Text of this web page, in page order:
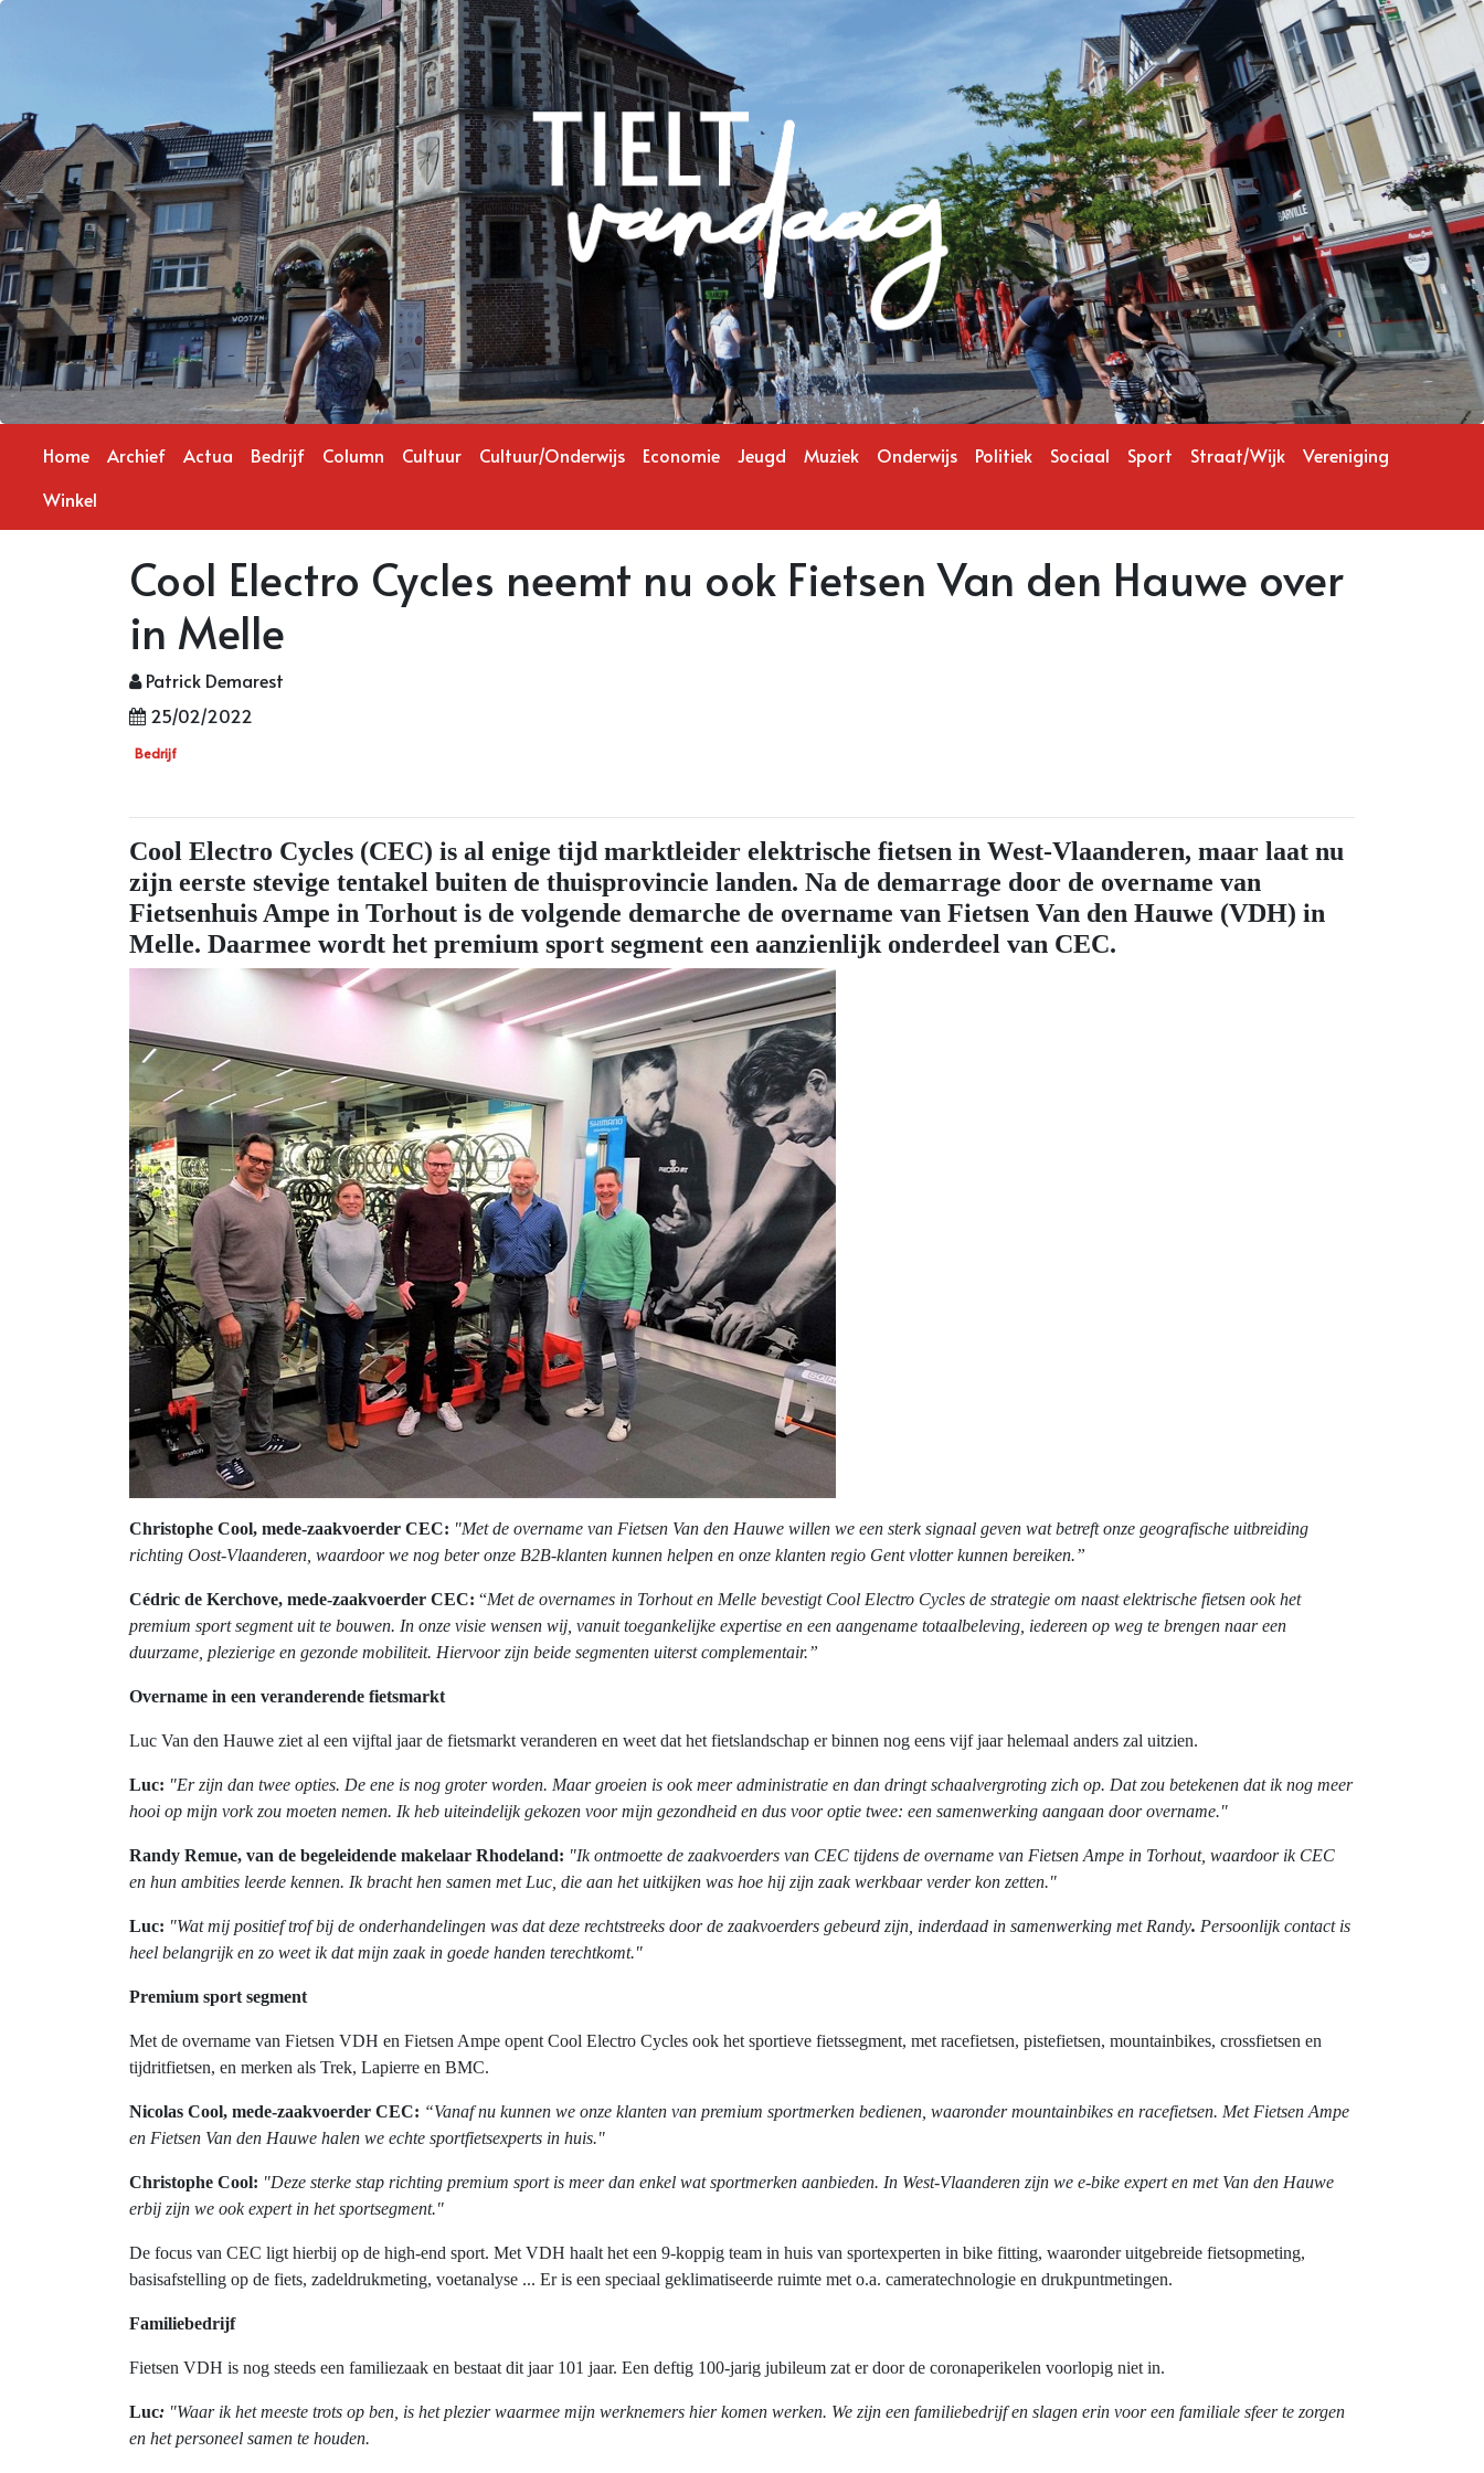
Home Archief Actua Bedrijf Column Cultuur Cultuur/Onderwijs Economie Jeugd Muziek Onderwijs Politiek Sociaal Sport Straat/Wijk
Vereniging
Winkel
Cool Electro Cycles neemt nu ook Fietsen Van den Hauwe over
in Melle
Patrick Demarest
25/02/2022
Bedrijf
Cool Electro Cycles (CEC) is al enige tijd marktleider elektrische fietsen in West-Vlaanderen, maar laat nu
zijn eerste stevige tentakel buiten de thuisprovincie landen. Na de demarrage door de overname van
Fietsenhuis Ampe in Torhout is de volgende demarche de overname van Fietsen Van den Hauwe (VDH) in
Melle. Daarmee wordt het premium sport segment een aanzienlijk onderdeel van CEC.
Christophe Cool, mede-zaakvoerder CEC: "Met de overname van Fietsen Van den Hauwe willen we een sterk signaal geven wat betreft onze geografische uitbreiding
richting Oost-Vlaanderen, waardoor we nog beter onze B2B-klanten kunnen helpen en onze klanten regio Gent vlotter kunnen bereiken.”
Cédric de Kerchove, mede-zaakvoerder CEC: “Met de overnames in Torhout en Melle bevestigt Cool Electro Cycles de strategie om naast elektrische fietsen ook het
premium sport segment uit te bouwen. In onze visie wensen wij, vanuit toegankelijke expertise en een aangename totaalbeleving, iedereen op weg te brengen naar een
duurzame, plezierige en gezonde mobiliteit. Hiervoor zijn beide segmenten uiterst complementair.”
Overname in een veranderende fietsmarkt
Luc Van den Hauwe ziet al een vijftal jaar de fietsmarkt veranderen en weet dat het fietslandschap er binnen nog eens vijf jaar helemaal anders zal uitzien.
Luc: "Er zijn dan twee opties. De ene is nog groter worden. Maar groeien is ook meer administratie en dan dringt schaalvergroting zich op. Dat zou betekenen dat ik nog meer
hooi op mijn vork zou moeten nemen. Ik heb uiteindelijk gekozen voor mijn gezondheid en dus voor optie twee: een samenwerking aangaan door overname."
Randy Remue, van de begeleidende makelaar Rhodeland: "Ik ontmoette de zaakvoerders van CEC tijdens de overname van Fietsen Ampe in Torhout, waardoor ik CEC
en hun ambities leerde kennen. Ik bracht hen samen met Luc, die aan het uitkijken was hoe hij zijn zaak werkbaar verder kon zetten."
Luc: "Wat mij positief trof bij de onderhandelingen was dat deze rechtstreeks door de zaakvoerders gebeurd zijn, inderdaad in samenwerking met Randy. Persoonlijk contact is
heel belangrijk en zo weet ik dat mijn zaak in goede handen terechtkomt."
Premium sport segment
Met de overname van Fietsen VDH en Fietsen Ampe opent Cool Electro Cycles ook het sportieve fietssegment, met racefietsen, pistefietsen, mountainbikes, crossfietsen en
tijdritfietsen, en merken als Trek, Lapierre en BMC.
Nicolas Cool, mede-zaakvoerder CEC: “Vanaf nu kunnen we onze klanten van premium sportmerken bedienen, waaronder mountainbikes en racefietsen. Met Fietsen Ampe
en Fietsen Van den Hauwe halen we echte sportfietsexperts in huis."
Christophe Cool: "Deze sterke stap richting premium sport is meer dan enkel wat sportmerken aanbieden. In West-Vlaanderen zijn we e-bike expert en met Van den Hauwe
erbij zijn we ook expert in het sportsegment."
De focus van CEC ligt hierbij op de high-end sport. Met VDH haalt het een 9-koppig team in huis van sportexperten in bike fitting, waaronder uitgebreide fietsopmeting,
basisafstelling op de fiets, zadeldrukmeting, voetanalyse ... Er is een speciaal geklimatiseerde ruimte met o.a. cameratechnologie en drukpuntmetingen.
Familiebedrijf
Fietsen VDH is nog steeds een familiezaak en bestaat dit jaar 101 jaar. Een deftig 100-jarig jubileum zat er door de coronaperikelen voorlopig niet in.
Luc: "Waar ik het meeste trots op ben, is het plezier waarmee mijn werknemers hier komen werken. We zijn een familiebedrijf en slagen erin voor een familiale sfeer te zorgen
en het personeel samen te houden.